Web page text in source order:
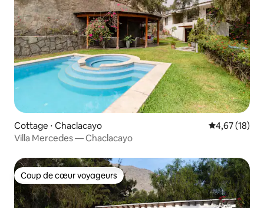
Cottage ⋅ Chaclacayo Évaluation
4,67 (18)
Villa Mercedes — Chaclacayo
Coup de cœur voyageurs
Coup de cœur voyageurs